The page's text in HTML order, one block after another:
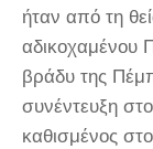
ήταν από τη
αδικοχαμένου
βράδυ της
συνέντευξη
καθισμένος